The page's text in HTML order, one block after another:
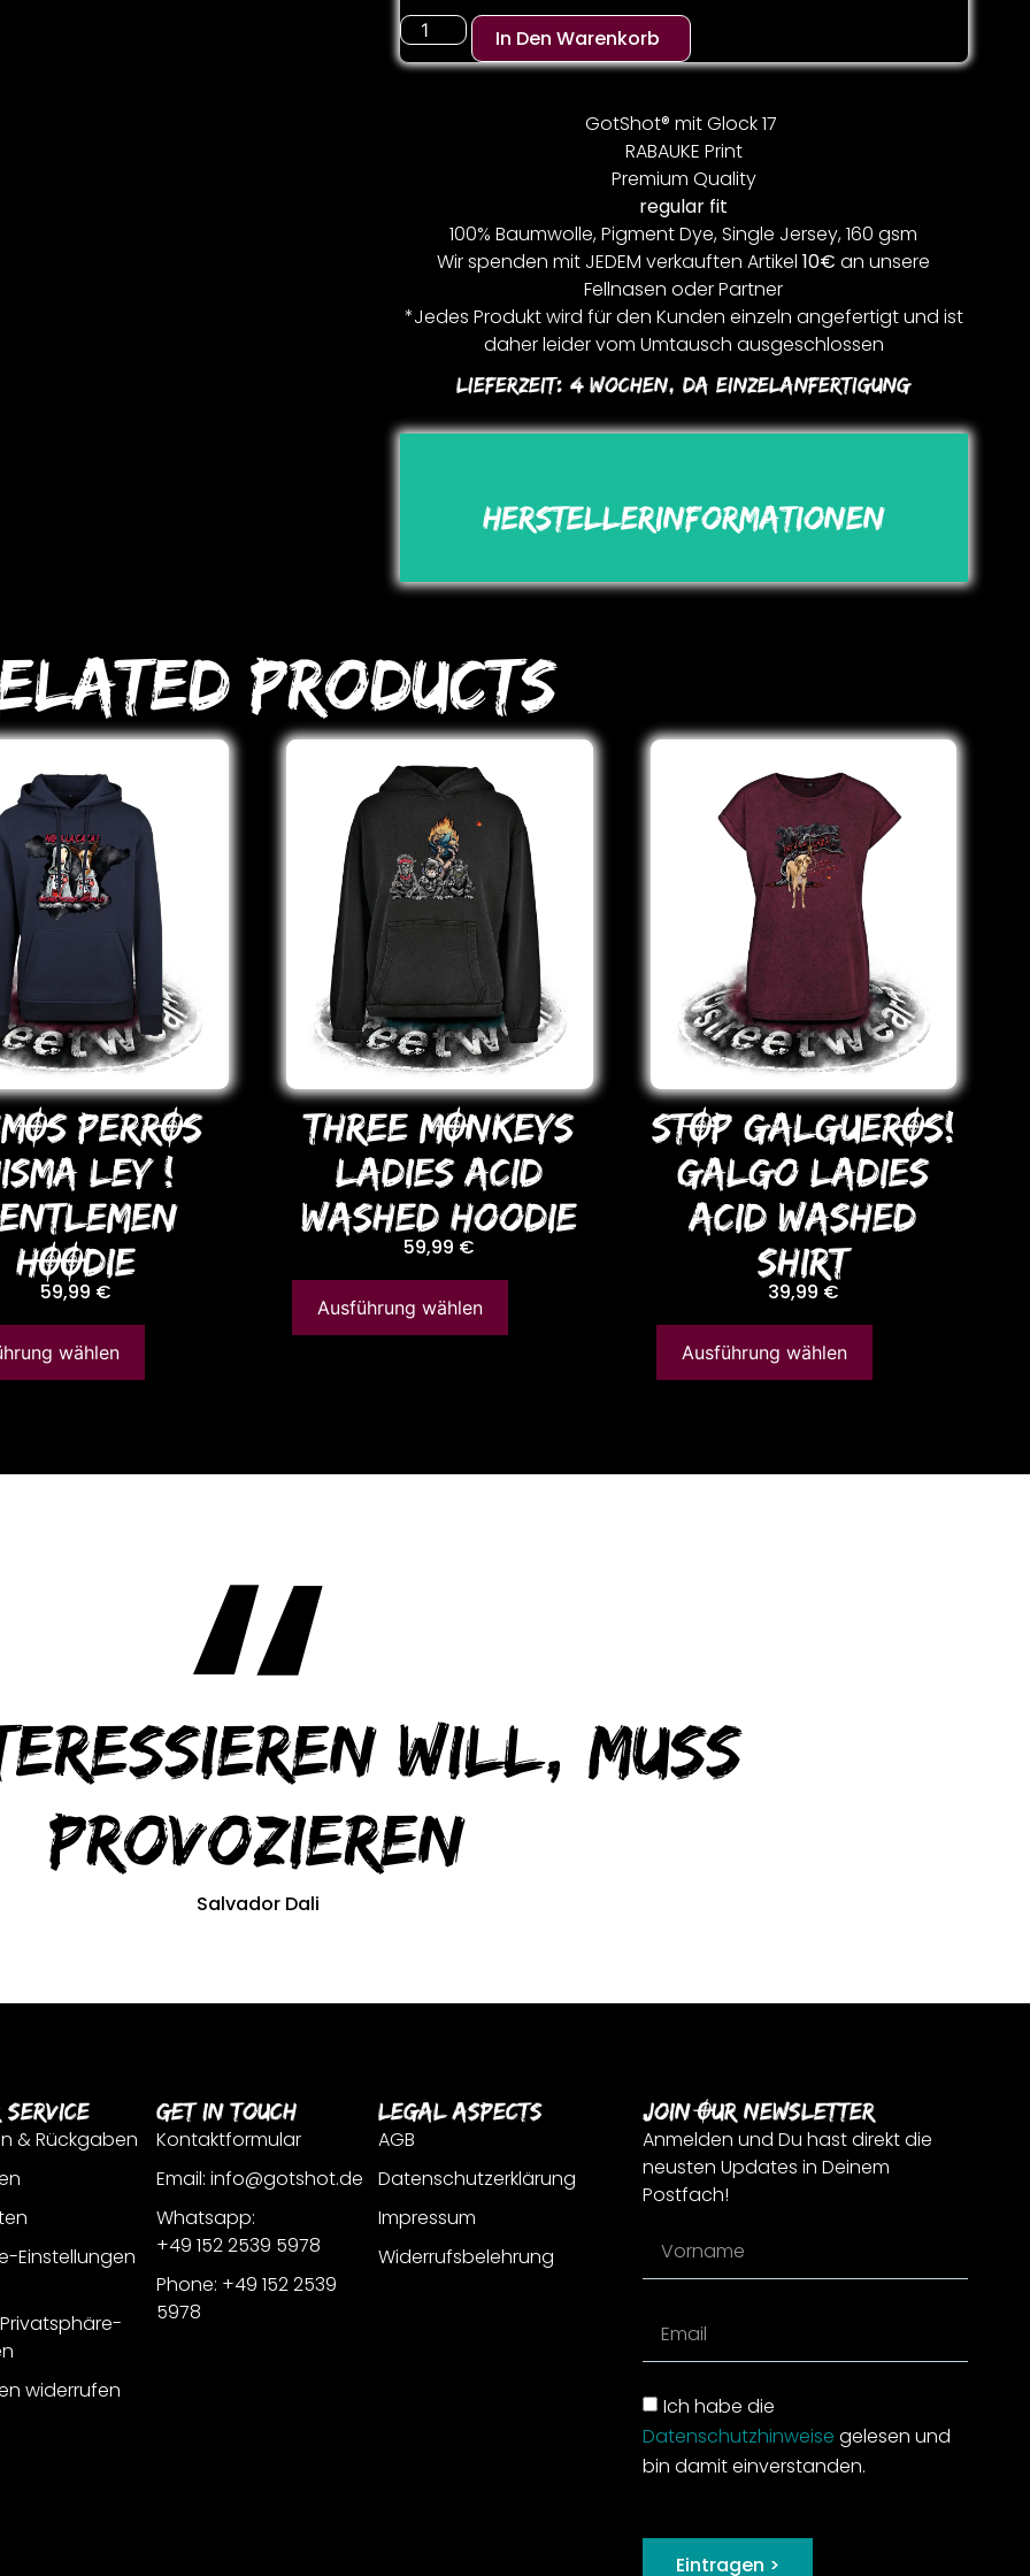
In Den Warenkorb
GotShot® mit Glock 17
RABAUKE Print
Premium Quality
regular fit
100% Baumwolle, Pigment Dye, Single Jersey, 160 gsm
Wir spenden mit JEDEM verkauften Artikel10€ an unsere
Fellnasen oder Partner
*Jedes Produkt wird für den Kunden einzeln angefertigt und ist
daher leider vom Umtausch ausgeschlossen
Lieferzeit:4 Wochen, Da Einzelanfertigung
Herstellerinformationen
Products
PERROS
LEY !
HOODIE
59,99 €
wählen
THREE MONKEYS
LADIES ACID
WASHED HooDIE
59,99 €
Ausführung wählen
STOP GALGUEROS!
Galgo LADIES
ACID WASHED
SHIRT
39,99 €
Ausführung wählen
will, muss
provozieren
Salvador Dali
Service
& Rückgaben
Einstellungen
widerrufen
Get In Touch
Kontaktformular
Email: info@gotshot.de
Whatsapp:
+49 152 2539 5978
Phone: +49 152 2539
5978
Legal Aspects
AGB
Datenschutzerklärung
Impressum
Widerrufsbelehrung
Join Our Newsletter
Anmelden und Du hast direkt die
neusten Updates in Deinem
Postfach!
Ich habe die
Datenschutzhinweise gelesen und
bin damit einverstanden.
Eintragen >